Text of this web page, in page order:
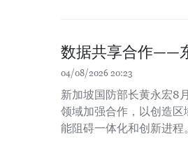
数据共享合作——
04/08/2026 20:23
新加坡国防部长黄永宏8
领域加强合作，以创造区
能阻碍一体化和创新进程。